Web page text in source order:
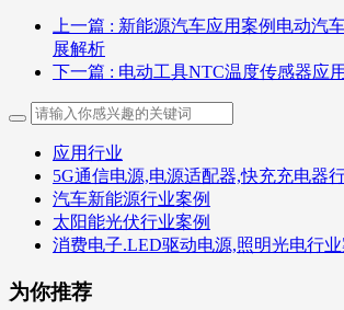
上一篇 : 新能源汽车应用案例电动汽
展解析
下一篇 : 电动工具NTC温度传感器应
应用行业
5G通信电源,电源适配器,快充充电器
汽车新能源行业案例
太阳能光伏行业案例
消费电子.LED驱动电源,照明光电行业
为你推荐